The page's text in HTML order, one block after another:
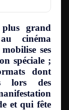
grand
cinéma
ses
spéciale ;
dont
lors des
et qui fête